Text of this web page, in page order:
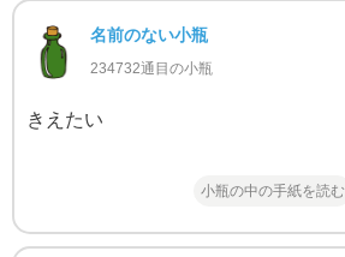
名前のない小瓶
234732通目の小瓶
きえたい
小瓶の中の手紙を読む